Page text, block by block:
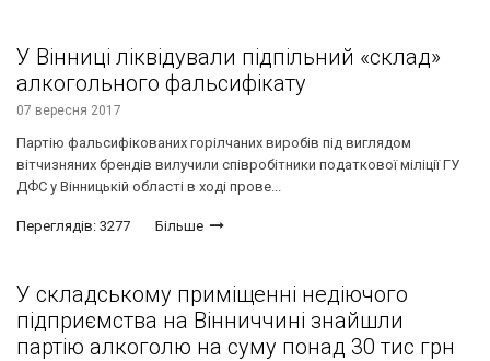
У Вінниці ліквідували підпільний «склад»
алкогольного фальсифікату
07 вересня 2017
Партію фальсифікованих горілчаних виробів під виглядом
вітчизняних брендів вилучили співробітники податкової міліції ГУ
ДФС у Вінницькій області в ході прове...
Переглядів: 3277 Більше
У складському приміщенні недіючого
підприємства на Вінниччині знайшли
партію алкоголю на суму понад 30 тис грн